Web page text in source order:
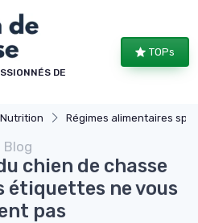
DE
TOPs
Régimes alimentaires spécifiques
Blog
chien de chasse
étiquettes ne vous
pas